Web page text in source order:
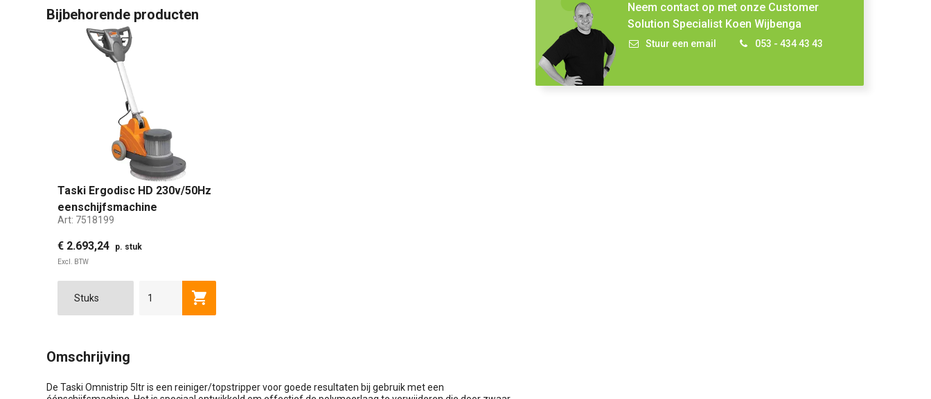
Neem contact op met onze Customer
Solution Specialist Koen Wijbenga
Stuur een email 053 - 434 43 43
Bijbehorende producten
Taski Ergodisc HD 230v/50Hz
eenschijfsmachine
Art: 7518199
€ 2.693,24 p. stuk
Excl. BTW
Toevoegen aan winkelwagen
Omschrijving
De Taski Omnistrip 5ltr is een reiniger/topstripper voor goede resultaten bij gebruik met een